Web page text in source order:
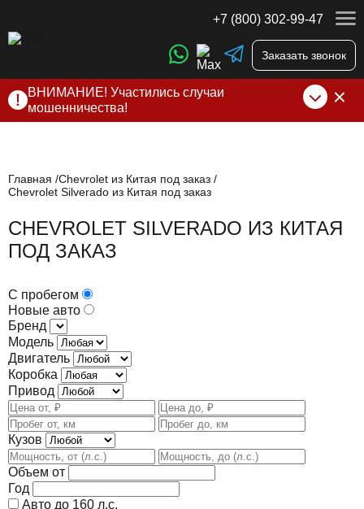
+7 (800) 302-99-47
Заказать звонок
ВНИМАНИЕ! Участились случаи
мошенничества!
нами по официальнымконтактам , указанным в соц сетях
и на сайте
Главная Chevrolet из Китая под заказ
Chevrolet Silverado из Китая под заказ
CHEVROLET SILVERADO ИЗ КИТАЯ
ПОД ЗАКАЗ
С пробегом
Новые авто
Бренд
Модель
Двигатель
Коробка
Привод
Кузов
Объем от
Год
Авто до 160 л.с.